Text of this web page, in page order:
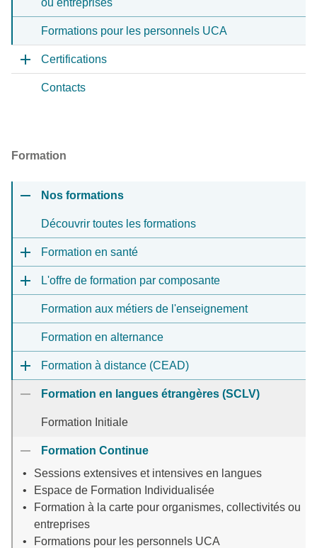
ou entreprises
Formations pour les personnels UCA
Certifications
Contacts
Formation
Nos formations
Découvrir toutes les formations
Formation en santé
L'offre de formation par composante
Formation aux métiers de l'enseignement
Formation en alternance
Formation à distance (CEAD)
Formation en langues étrangères (SCLV)
Formation Initiale
Formation Continue
Sessions extensives et intensives en langues
Espace de Formation Individualisée
Formation à la carte pour organismes, collectivités ou
entreprises
Formations pour les personnels UCA